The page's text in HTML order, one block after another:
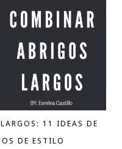
11 IDEAS DE
DE ESTILO